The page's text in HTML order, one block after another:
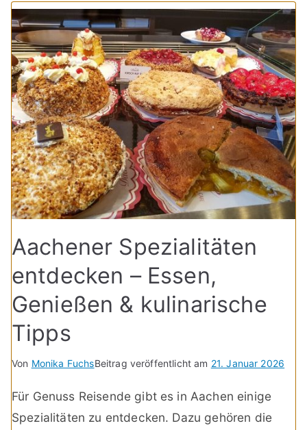
Aachener Spezialitäten
entdecken – Essen,
Genießen & kulinarische
Tipps
Von Monika FuchsBeitrag veröffentlicht am 21. Januar 2026
Für Genuss Reisende gibt es in Aachen einige
Spezialitäten zu entdecken. Dazu gehören die